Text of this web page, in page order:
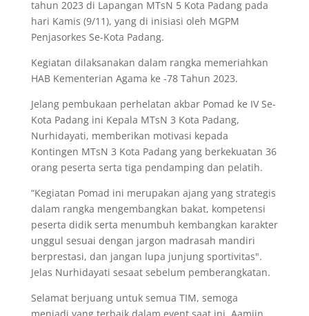
tahun 2023 di Lapangan MTsN 5 Kota Padang pada
hari Kamis (9/11), yang di inisiasi oleh MGPM
Penjasorkes Se-Kota Padang.
Kegiatan dilaksanakan dalam rangka memeriahkan
HAB Kementerian Agama ke -78 Tahun 2023.
Jelang pembukaan perhelatan akbar Pomad ke IV Se-
Kota Padang ini Kepala MTsN 3 Kota Padang,
Nurhidayati, memberikan motivasi kepada
Kontingen MTsN 3 Kota Padang yang berkekuatan 36
orang peserta serta tiga pendamping dan pelatih.
“Kegiatan Pomad ini merupakan ajang yang strategis
dalam rangka mengembangkan bakat, kompetensi
peserta didik serta menumbuh kembangkan karakter
unggul sesuai dengan jargon madrasah mandiri
berprestasi, dan jangan lupa junjung sportivitas".
Jelas Nurhidayati sesaat sebelum pemberangkatan.
Selamat berjuang untuk semua TIM, semoga